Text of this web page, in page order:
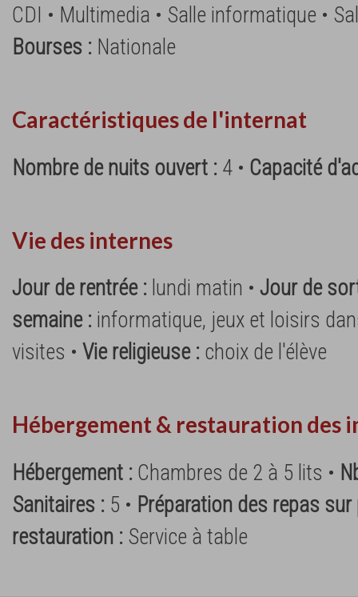
CDI • Multimedia • Salle informatique •
Bourses : Nationale
Caractéristiques de l'internat
Nombre de nuits ouvert : 4 • Capacité
Vie des internes
Jour de rentrée : lundi matin • Jour de
semaine : informatique, jeux et loisirs
visites • Vie religieuse : choix de l'élève
Hébergement & restauration des
Hébergement : Chambres de 2 à 5 lits •
Sanitaires : 5 • Préparation des repas
restauration : Service à table